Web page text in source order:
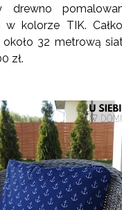
drewno
w kolorze TIK.
32 metrową
zł.